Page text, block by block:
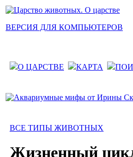
ВЕРСИЯ ДЛЯ КОМПЬЮТЕРОВ
О ЦАРСТВЕ КАРТА
ВСЕ ТИПЫ ЖИВОТНЫХ
Жизненный